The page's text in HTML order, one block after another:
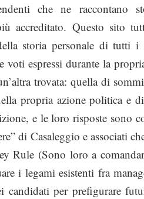
che ne raccontano
accreditato. Questo sito
storia personale di tutti
espressi durante la
trovata: quella di
propria azione politica e
e le loro risposte sono
di Casaleggio e associati
Rule (Sono loro a
i legami esistenti fra
candidati per prefigurare